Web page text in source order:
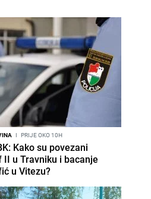
I PRIJE OKO 10H
Kako su povezani
II u Travniku i bacanje
u Vitezu?